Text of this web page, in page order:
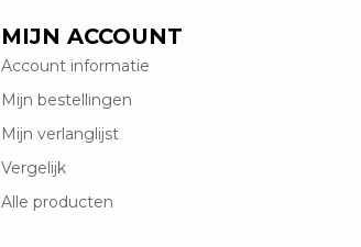
MIJN ACCOUNT
Account informatie
Mijn bestellingen
Mijn verlanglijst
Vergelijk
Alle producten